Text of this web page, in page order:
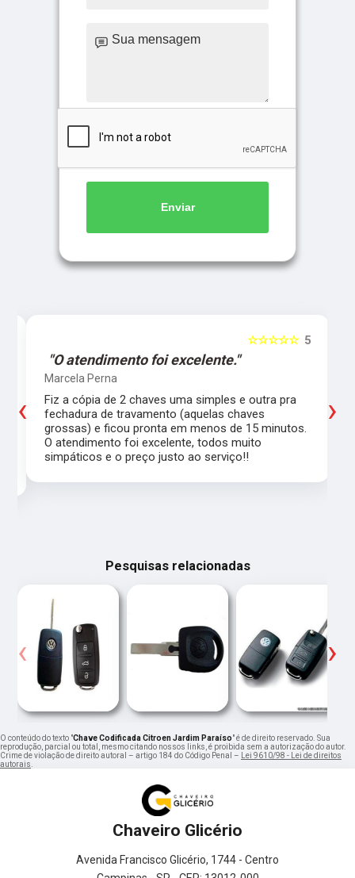
Enviar
5
☆☆☆☆☆
"O atendimento foi excelente."
Marcela Perna
Fiz a cópia de 2 chaves uma simples e outra pra
fechadura de travamento (aquelas chaves
grossas) e ficou pronta em menos de 15 minutos.
O atendimento foi excelente, todos muito
simpáticos e o preço justo ao serviço!!
‹ ›
Pesquisas relacionadas
‹ ›
O conteúdo do texto "Chave Codificada Citroen Jardim Paraíso" é de direito reservado. Sua
reprodução, parcial ou total, mesmo citando nossos links, é proibida sem a autorização do autor.
Crime de violação de direito autoral – artigo 184 do Código Penal –
Lei 9610/98 - Lei de direitos
autorais
Chaveiro Glicério
Avenida Francisco Glicério, 1744 - Centro